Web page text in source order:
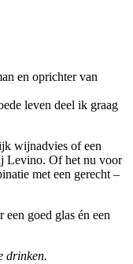
en oprichter van
leven deel ik graag
wijnadvies of een
Levino. Of het nu voor
met een gerecht –
goed glas én een
drinken.